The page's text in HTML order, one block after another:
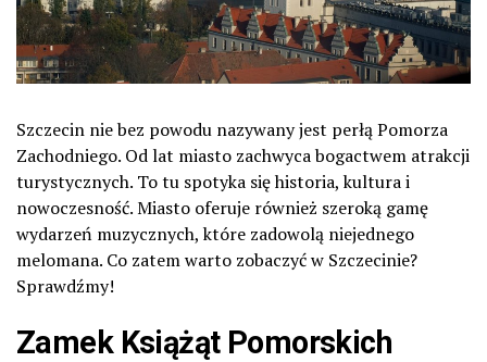
Szczecin nie bez powodu nazywany jest perłą Pomorza
Zachodniego. Od lat miasto zachwyca bogactwem atrakcji
turystycznych. To tu spotyka się historia, kultura i
nowoczesność. Miasto oferuje również szeroką gamę
wydarzeń muzycznych, które zadowolą niejednego
melomana. Co zatem warto zobaczyć w Szczecinie?
Sprawdźmy!
Zamek Książąt Pomorskich